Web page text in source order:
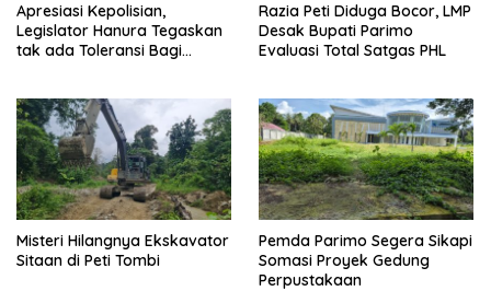
Apresiasi Kepolisian,
Legislator Hanura Tegaskan
tak ada Toleransi Bagi
Razia Peti Diduga Bocor, LMP
Desak Bupati Parimo
Evaluasi Total Satgas PHL
Misteri Hilangnya Ekskavator
Sitaan di Peti Tombi
Pemda Parimo Segera Sikapi
Somasi Proyek Gedung
Perpustakaan